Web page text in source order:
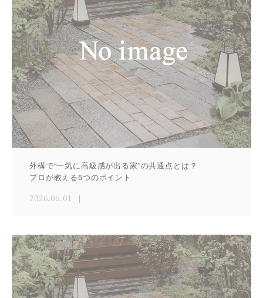
外構で“一気に高級感が出る家”の共通点とは？
プロが教える5つのポイント
2026.06.01